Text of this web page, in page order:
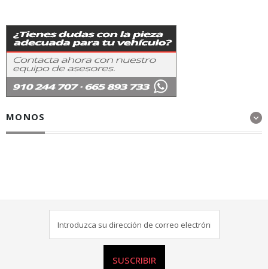
MONOS
SUSCRIBIR